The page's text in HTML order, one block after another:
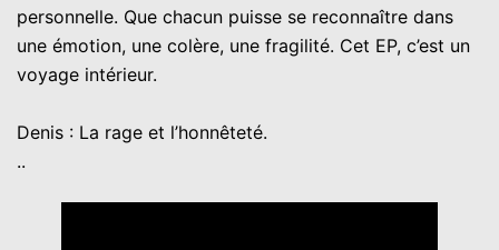
personnelle. Que chacun puisse se reconnaître dans
une émotion, une colère, une fragilité. Cet EP, c’est un
voyage intérieur.
Denis : La rage et l’honnêteté.
..